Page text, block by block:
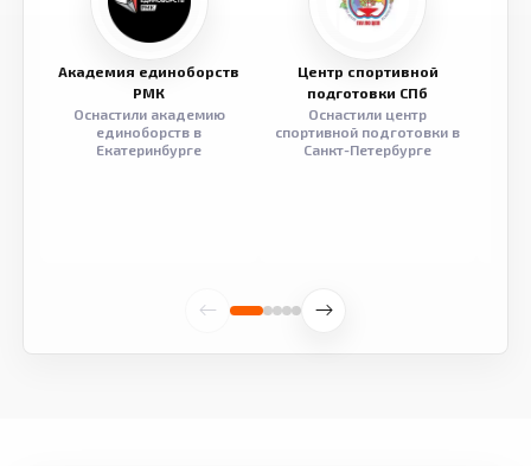
Академия единоборств
РМК
Оснастили академию
единоборств в
Екатеринбурге
Центр спортивной
подготовки СПб
Оснастили центр
спортивной подготовки в
Санкт-Петербурге